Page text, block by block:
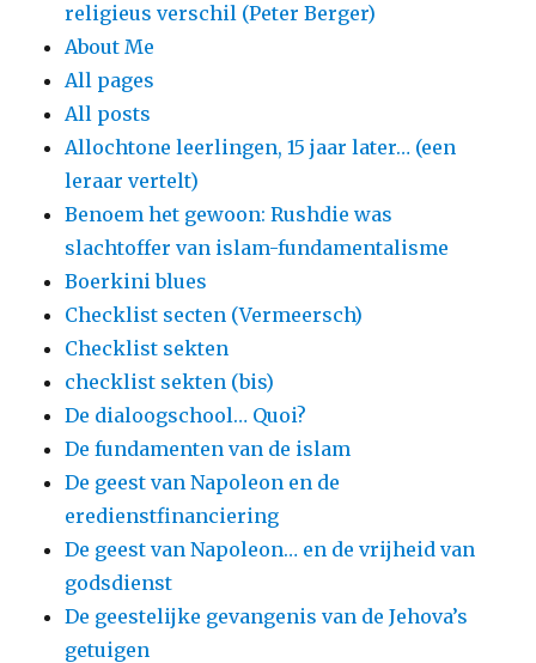
religieus verschil (Peter Berger)
About Me
All pages
All posts
Allochtone leerlingen, 15 jaar later… (een
leraar vertelt)
Benoem het gewoon: Rushdie was
slachtoffer van islam-fundamentalisme
Boerkini blues
Checklist secten (Vermeersch)
Checklist sekten
checklist sekten (bis)
De dialoogschool… Quoi?
De fundamenten van de islam
De geest van Napoleon en de
eredienstfinanciering
De geest van Napoleon… en de vrijheid van
godsdienst
De geestelijke gevangenis van de Jehova’s
getuigen